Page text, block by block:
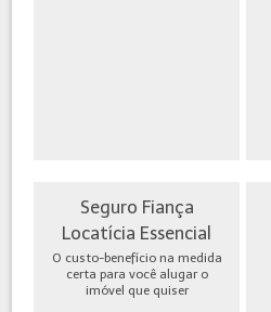
Seguro Fiança
Locatícia Essencial
O custo-benefício na medida
certa para você alugar o
imóvel que quiser